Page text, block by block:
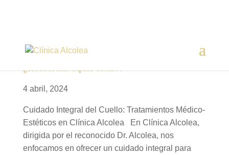
¿Recuerdas aquel cuello?
4 abril, 2024
Cuidado Integral del Cuello: Tratamientos Médico-
Estéticos en Clínica Alcolea En Clínica Alcolea,
dirigida por el reconocido Dr. Alcolea, nos
enfocamos en ofrecer un cuidado integral para